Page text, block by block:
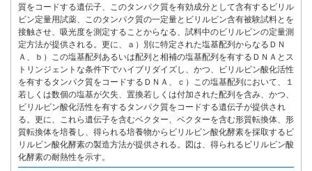
質をコードする遺伝子、このタンパク質を有効成分として含有するビリル
ビン定量用試薬、このタンパク質の一定量とビリルビン含有被験試料とを
接触させ、吸光度を測定することからなる、試料中のビリルビンの定量測
定方法が提供される。更に、ａ）別に特定された塩基配列からなるＤＮ
Ａ、ｂ）この塩基配列あるいは配列と相補の塩基配列を有するＤＮＡとス
トリンジェントな条件下でハイブリダイズし、かつ、ビリルビン酸化活性
を有するタンパク質をコードするＤＮＡ、ｃ）この塩基配列において、１
若しくは数個の塩基が欠失、置換若しくは付加された配列を含み、かつ、
ビリルビン酸化活性を有するタンパク質をコードする遺伝子が提供され
る。更に、これら遺伝子を含むベクター、ベクターを含む形質転換体、形
質転換体を培養し、得られる培養物からビリルビン酸化酵素を採取するビ
リルビン酸化酵素の製造方法が提供される。図は、得られるビリルビン酸
化酵素の耐熱性を示す。